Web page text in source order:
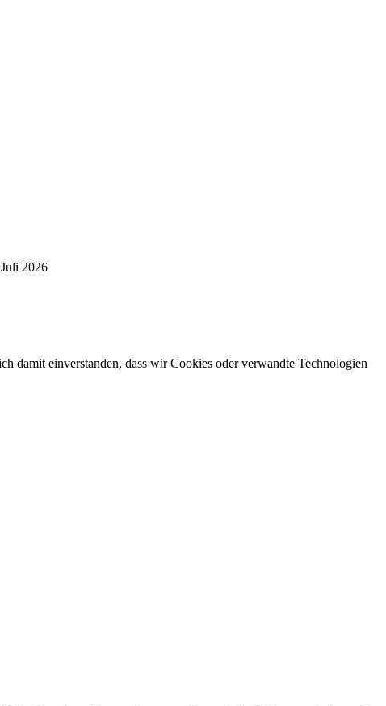
2026
damit einverstanden, dass wir Cookies oder verwandte Technologien